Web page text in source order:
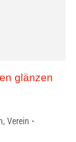
glänzen
, Verein